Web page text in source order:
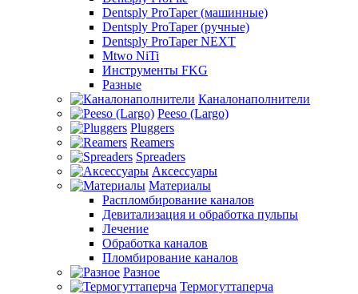
Dentsply ProTaper (машинные)
Dentsply ProTaper (ручные)
Dentsply ProTaper NEXT
Mtwo NiTi
Инструменты FKG
Разные
Каналонаполнители
Peeso (Largo)
Pluggers
Reamers
Spreaders
Аксессуары
Материалы
Распломбирование каналов
Девитализация и обработка пульпы
Лечение
Обработка каналов
Пломбирование каналов
Разное
Термогуттаперча